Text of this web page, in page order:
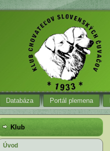
Databáza Portál plemena
Klub
Úvod